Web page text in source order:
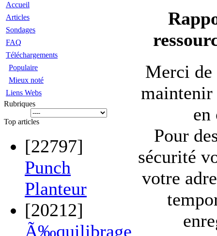
Accueil
Articles
Sondages
FAQ
Téléchargements
Populaire
Mieux noté
Liens Webs
Rubriques
Top articles
[22797]
Punch
Planteur
[20212]
Ã‰quilibrage
Merci de
maintenir
en
Pour
sécurité
votre